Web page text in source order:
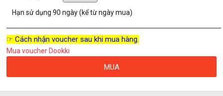
Hạn sử dụng90 ngày (kể từ ngày mua)
☞ Cách nhận voucher sau khi mua hàng.
Mua voucher Dookki
MUA